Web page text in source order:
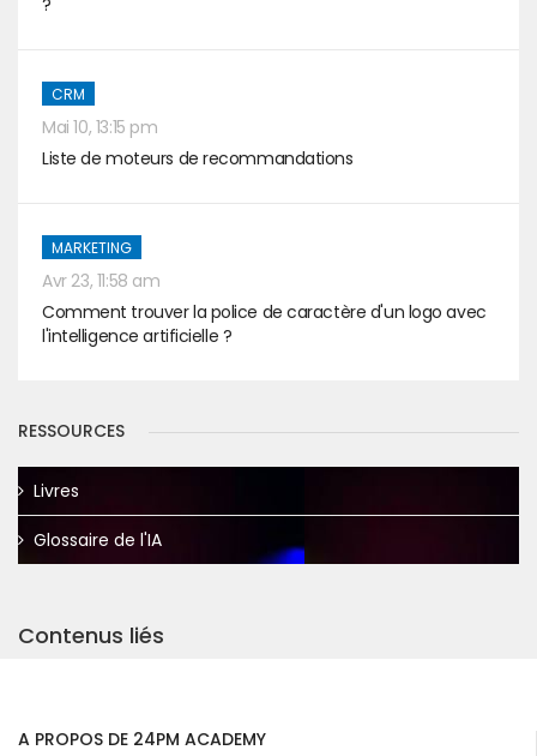
CRM
Mai 10, 13:15 pm
Liste de moteurs de recommandations
MARKETING
Avr 23, 11:58 am
Comment trouver la police de caractère d'un logo avec
l'intelligence artificielle ?
RESSOURCES
Livres
Glossaire de l'IA
Contenus liés
A PROPOS DE 24PM ACADEMY